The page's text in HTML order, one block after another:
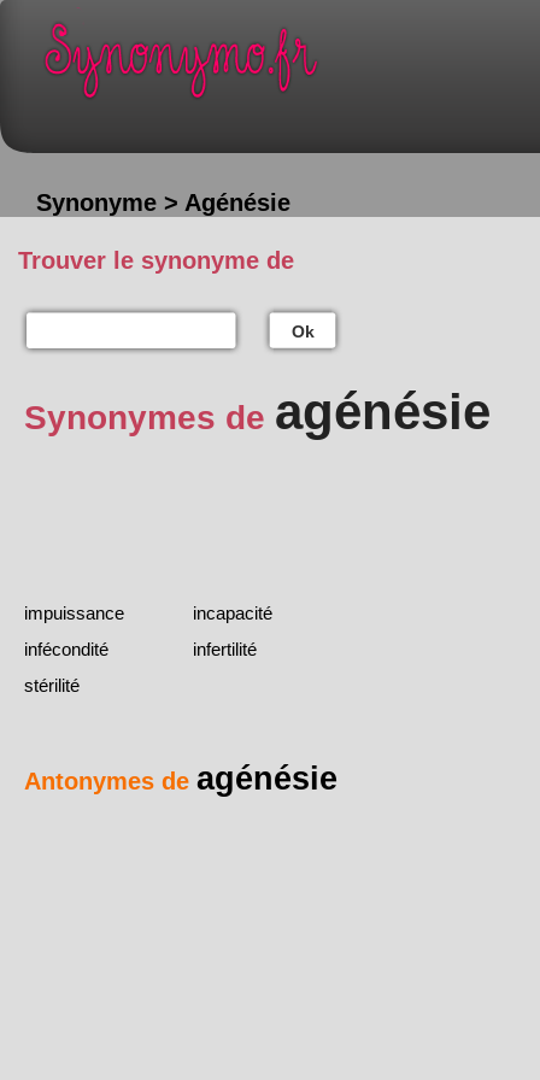
Synonyme > Agénésie
Trouver le synonyme de
Ok
Synonymes de agénésie
impuissance
incapacité
infécondité
infertilité
stérilité
Antonymes de agénésie